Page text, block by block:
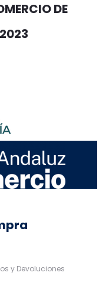
DE
y Devoluciones